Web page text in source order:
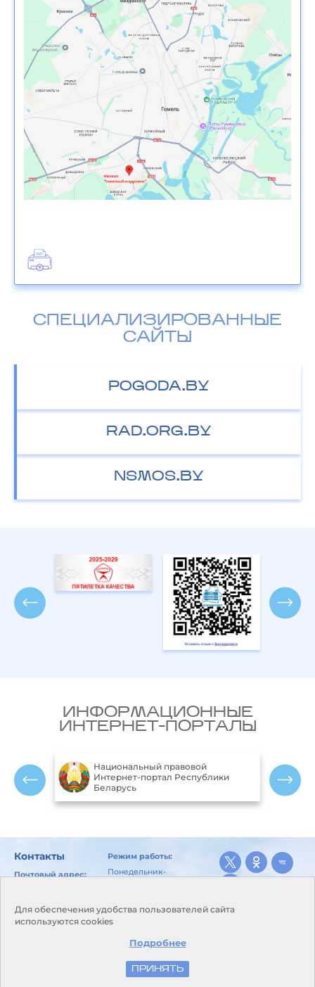
СПЕЦИАЛИЗИРОВАННЫЕ
САЙТЫ
POGODA.BY
RAD.ORG.BY
NSMOS.BY
ИНФОРМАЦИОННЫЕ
ИНТЕРНЕТ-ПОРТАЛЫ
Национальный правовой
Интернет-портал Республики
Беларусь
Для обеспечения удобства пользователей сайта
используются cookies
Подробнее
ПРИНЯТЬ
Контакты
Почтовый адрес:
E-mail:
kanc@goml.pogoda.by
Режим работы:
Понедельник-
Перерыв для
питания и отдыха:
Выходные дни:
воскресенье